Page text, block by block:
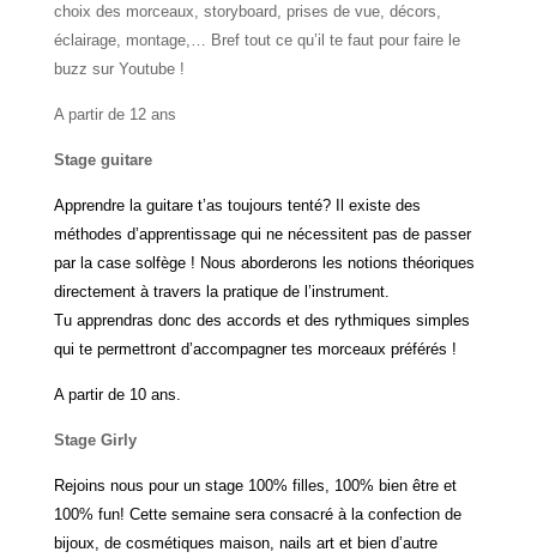
choix des morceaux, storyboard, prises de vue, décors,
éclairage, montage,… Bref tout ce qu’il te faut pour faire le
buzz sur Youtube !
A partir de 12 ans
Stage guitare
Apprendre la guitare t’as toujours tenté? Il existe des
méthodes d’apprentissage qui ne nécessitent pas de passer
par la case solfège ! Nous aborderons les notions théoriques
directement à travers la pratique de l’instrument.
Tu apprendras donc des accords et des rythmiques simples
qui te permettront d’accompagner tes morceaux préférés !
A partir de 10 ans.
Stage Girly
Rejoins nous pour un stage 100% filles, 100% bien être et
100% fun! Cette semaine sera consacré à la confection de
bijoux, de cosmétiques maison, nails art et bien d’autre